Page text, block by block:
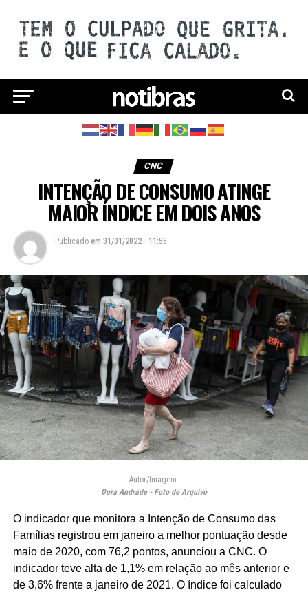
CNC
INTENÇÃO DE CONSUMO ATINGE
MAIOR ÍNDICE EM DOIS ANOS
Publicado em 31/01/2022 - 11:55
Autor/Imagem:
Dora Andrade - Foto de Arquivo
O indicador que monitora a Intenção de Consumo das
Famílias registrou em janeiro a melhor pontuação desde
maio de 2020, com 76,2 pontos, anunciou a CNC. O
indicador teve alta de 1,1% em relação ao mês anterior e
de 3,6% frente a janeiro de 2021. O índice foi calculado